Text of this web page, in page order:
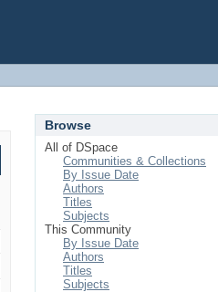
Browse
All of DSpace
Communities & Collections
By Issue Date
Authors
Titles
Subjects
This Community
By Issue Date
Authors
Titles
Subjects